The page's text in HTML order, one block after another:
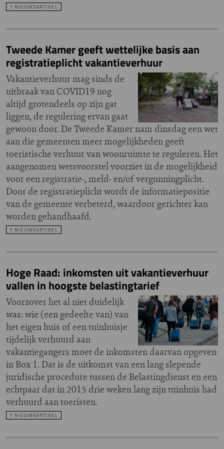
1 NIEUWSARTIKEL
Tweede Kamer geeft wettelijke basis aan
registratieplicht vakantieverhuur
Vakantieverhuur mag sinds de
uitbraak van COVID19 nog
altijd grotendeels op zijn gat
liggen, de regulering ervan gaat
gewoon door. De Tweede Kamer nam dinsdag een wet
aan die gemeenten meer mogelijkheden geeft
toeristische verhuur van woonruimte te reguleren. Het
aangenomen wetsvoorstel voorziet in de mogelijkheid
voor een registratie-, meld- en/of vergunningplicht.
Door de registratieplicht wordt de informatiepositie
van de gemeente verbeterd, waardoor gerichter kan
worden gehandhaafd.
1 NIEUWSARTIKEL
Hoge Raad: inkomsten uit vakantieverhuur
vallen in hoogste belastingtarief
Voorzover het al niet duidelijk
was: wie (een gedeelte van) van
het eigen huis of een tuinhuisje
tijdelijk verhuurd aan
vakantiegangers moet de inkomsten daarvan opgeven
in Box 1. Dat is de uitkomst van een lang slepende
juridische procedure tussen de Belastingdienst en een
echtpaar dat in 2015 drie weken lang zijn tuinhuis had
verhuurd aan toeristen.
1 NIEUWSARTIKEL